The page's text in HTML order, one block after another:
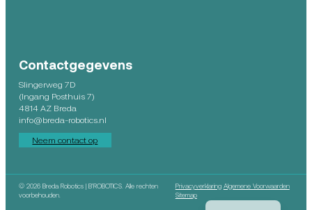
Contactgegevens
Slingerweg 7D
(Ingang Posthuis 7)
4814 AZ Breda
info@breda-robotics.nl
Neem contact op
©2026 Breda Robotics | B’ROBOTICS. Alle rechten
voorbehouden.
Privacyverklaring Algemene Voorwaarden
Sitemap